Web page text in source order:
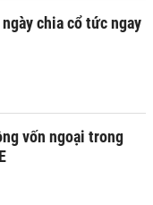
chia cổ tức ngay
vốn ngoại trong